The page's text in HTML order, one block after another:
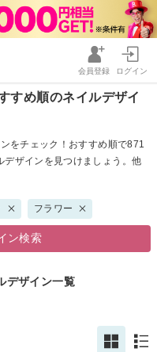
会員登録 ログイン
すめ順のネイルデザイ
をチェック！おすすめ順で871
ザインを見つけましょう。他
フラワー
ン検索
デザイン一覧